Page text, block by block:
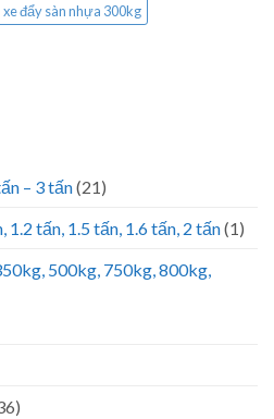
xe đẩy sàn nhựa 300kg
– 3 tấn(21)
1.2 tấn, 1.5 tấn, 1.6 tấn, 2 tấn(1)
500kg, 750kg, 800kg,